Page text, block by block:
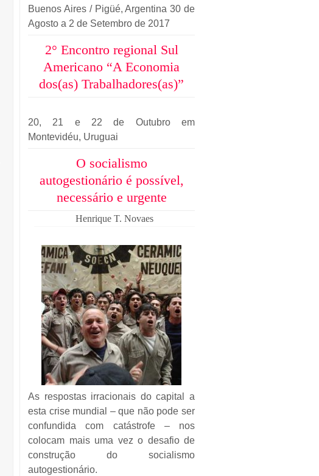
Buenos Aires / Pigüé, Argentina 30 de
Agosto a 2 de Setembro de 2017
2° Encontro regional Sul
Americano “A Economia
dos(as) Trabalhadores(as)”
20, 21 e 22 de Outubro em
Montevidéu, Uruguai
O socialismo
autogestionário é possível,
necessário e urgente
Henrique T. Novaes
As respostas irracionais do capital a
esta crise mundial – que não pode ser
confundida com catástrofe – nos
colocam mais uma vez o desafio de
construção do socialismo
autogestionário.